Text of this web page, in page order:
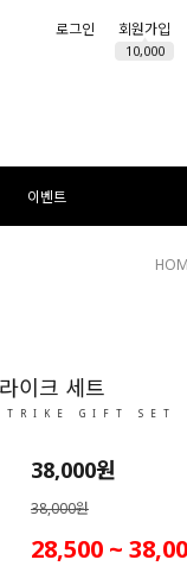
로그인 회원가입
10,000
이벤트
이크 세트
GIFT SET
38,000원
38,000원
28,500 ~